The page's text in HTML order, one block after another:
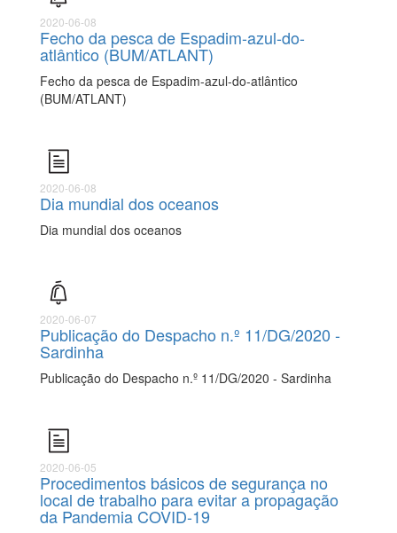
2020-06-08
Fecho da pesca de Espadim-azul-do-
atlântico (BUM/ATLANT)
Fecho da pesca de Espadim-azul-do-atlântico
(BUM/ATLANT)
2020-06-08
Dia mundial dos oceanos
Dia mundial dos oceanos
2020-06-07
Publicação do Despacho n.º 11/DG/2020 -
Sardinha
Publicação do Despacho n.º 11/DG/2020 - Sardinha
2020-06-05
Procedimentos básicos de segurança no
local de trabalho para evitar a propagação
da Pandemia COVID-19